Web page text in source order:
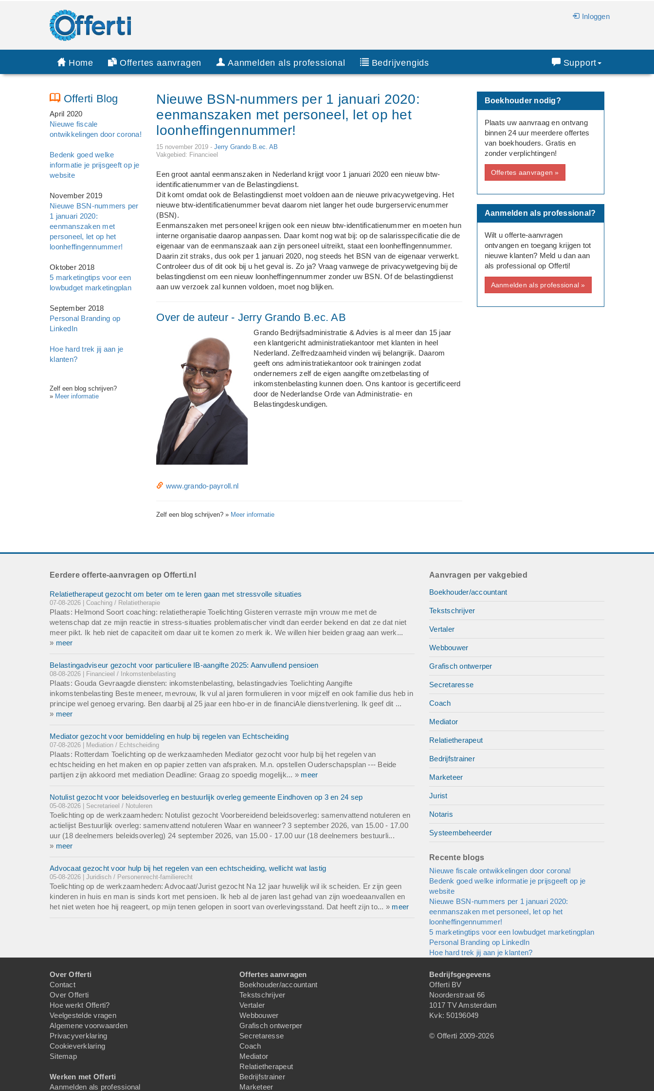
Inloggen
Home Offertes aanvragen Aanmelden als professional Bedrijvengids Support
Offerti Blog
April 2020
Nieuwe fiscale
ontwikkelingen door corona!
Bedenk goed welke
informatie je prijsgeeft op je
website
November 2019
Nieuwe BSN-nummers per
1 januari 2020:
eenmanszaken met
personeel, let op het
loonheffingennummer!
Oktober 2018
5 marketingtips voor een
lowbudget marketingplan
September 2018
Personal Branding op
LinkedIn
Hoe hard trek jij aan je
klanten?
Zelf een blog schrijven?
» Meer informatie
Nieuwe BSN-nummers per 1 januari 2020:
eenmanszaken met personeel, let op het
loonheffingennummer!
15 november 2019 -Jerry Grando B.ec. AB
Vakgebied: Financieel
Een groot aantal eenmanszaken in Nederland krijgt voor 1 januari 2020 een nieuw btw-
identificatienummer van de Belastingdienst.
Dit komt omdat ook de Belastingdienst moet voldoen aan de nieuwe privacywetgeving. Het
nieuwe btw-identificatienummer bevat daarom niet langer het oude burgerservicenummer
(BSN).
Eenmanszaken met personeel krijgen ook een nieuw btw-identificatienummer en moeten hun
interne organisatie daarop aanpassen. Daar komt nog wat bij: op de salarisspecificatie die de
eigenaar van de eenmanszaak aan zijn personeel uitreikt, staat een loonheffingennummer.
Daarin zit straks, dus ook per 1 januari 2020, nog steeds het BSN van de eigenaar verwerkt.
Controleer dus of dit ook bij u het geval is. Zo ja? Vraag vanwege de privacywetgeving bij de
belastingdienst om een nieuw loonheffingennummer zonder uw BSN. Of de belastingdienst
aan uw verzoek zal kunnen voldoen, moet nog blijken.
Over de auteur - Jerry Grando B.ec. AB
Grando Bedrijfsadministratie & Advies is al meer dan 15 jaar
een klantgericht administratiekantoor met klanten in heel
Nederland. Zelfredzaamheid vinden wij belangrijk. Daarom
geeft ons administratiekantoor ook trainingen zodat
ondernemers zelf de eigen aangifte omzetbelasting of
inkomstenbelasting kunnen doen. Ons kantoor is gecertificeerd
door de Nederlandse Orde van Administratie- en
Belastingdeskundigen.
www.grando-payroll.nl
Zelf een blog schrijven?» Meer informatie
Boekhouder nodig?
Plaats uw aanvraag en ontvang
binnen 24 uur meerdere offertes
van boekhouders. Gratis en
zonder verplichtingen!
Offertes aanvragen »
Aanmelden als professional?
Wilt u offerte-aanvragen
ontvangen en toegang krijgen tot
nieuwe klanten? Meld u dan aan
als professional op Offerti!
Aanmelden als professional »
Eerdere offerte-aanvragen op Offerti.nl
Relatietherapeut gezocht om beter om te leren gaan met stressvolle situaties
07-08-2026 | Coaching / Relatietherapie
Plaats: Helmond Soort coaching: relatietherapie Toelichting Gisteren verraste mijn vrouw me met de
wetenschap dat ze mijn reactie in stress-situaties problematischer vindt dan eerder bekend en dat ze dat niet
meer pikt. Ik heb niet de capaciteit om daar uit te komen zo merk ik. We willen hier beiden graag aan werk...
» meer
Belastingadviseur gezocht voor particuliere IB-aangifte 2025: Aanvullend pensioen
08-08-2026 | Financieel / Inkomstenbelasting
Plaats: Gouda Gevraagde diensten: inkomstenbelasting, belastingadvies Toelichting Aangifte
inkomstenbelasting Beste meneer, mevrouw, Ik vul al jaren formulieren in voor mijzelf en ook familie dus heb in
principe wel genoeg ervaring. Ben daarbij al 25 jaar een hbo-er in de financiAle dienstverlening. Ik geef dit ...
» meer
Mediator gezocht voor bemiddeling en hulp bij regelen van Echtscheiding
07-08-2026 | Mediation / Echtscheiding
Plaats: Rotterdam Toelichting op de werkzaamheden Mediator gezocht voor hulp bij het regelen van
echtscheiding en het maken en op papier zetten van afspraken. M.n. opstellen Ouderschapsplan --- Beide
partijen zijn akkoord met mediation Deadline: Graag zo spoedig mogelijk... » meer
Notulist gezocht voor beleidsoverleg en bestuurlijk overleg gemeente Eindhoven op 3 en 24 sep
05-08-2026 | Secretarieel / Notuleren
Toelichting op de werkzaamheden: Notulist gezocht Voorbereidend beleidsoverleg: samenvattend notuleren en
actielijst Bestuurlijk overleg: samenvattend notuleren Waar en wanneer? 3 september 2026, van 15.00 - 17.00
uur (18 deelnemers beleidsoverleg) 24 september 2026, van 15.00 - 17.00 uur (18 deelnemers bestuurli...
» meer
Advocaat gezocht voor hulp bij het regelen van een echtscheiding, wellicht wat lastig
05-08-2026 | Juridisch / Personenrecht-familierecht
Toelichting op de werkzaamheden: Advocaat/Jurist gezocht Na 12 jaar huwelijk wil ik scheiden. Er zijn geen
kinderen in huis en man is sinds kort met pensioen. Ik heb al de jaren last gehad van zijn woedeaanvallen en
het niet weten hoe hij reageert, op mijn tenen gelopen in soort van overlevingsstand. Dat heeft zijn to... » meer
Aanvragen per vakgebied
Boekhouder/accountant
Tekstschrijver
Vertaler
Webbouwer
Grafisch ontwerper
Secretaresse
Coach
Mediator
Relatietherapeut
Bedrijfstrainer
Marketeer
Jurist
Notaris
Systeembeheerder
Recente blogs
Nieuwe fiscale ontwikkelingen door corona!
Bedenk goed welke informatie je prijsgeeft op je
website
Nieuwe BSN-nummers per 1 januari 2020:
eenmanszaken met personeel, let op het
loonheffingennummer!
5 marketingtips voor een lowbudget marketingplan
Personal Branding op LinkedIn
Hoe hard trek jij aan je klanten?
Over Offerti
Contact
Over Offerti
Hoe werkt Offerti?
Veelgestelde vragen
Algemene voorwaarden
Privacyverklaring
Cookieverklaring
Sitemap
Werken met Offerti
Aanmelden als professional
Offertes aanvragen
Boekhouder/accountant
Tekstschrijver
Vertaler
Webbouwer
Grafisch ontwerper
Secretaresse
Coach
Mediator
Relatietherapeut
Bedrijfstrainer
Marketeer
Bedrijfsgegevens
Offerti BV
Noorderstraat 66
1017 TV Amsterdam
Kvk: 50196049
© Offerti 2009-2026